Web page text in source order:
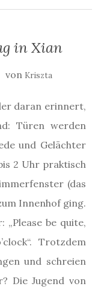
in Xian
von Kriszta
daran erinnert,
Türen werden
und Gelächter
2 Uhr praktisch
(das
Innenhof ging.
„Please be quite,
Trotzdem
und schreien
Die Jugend von